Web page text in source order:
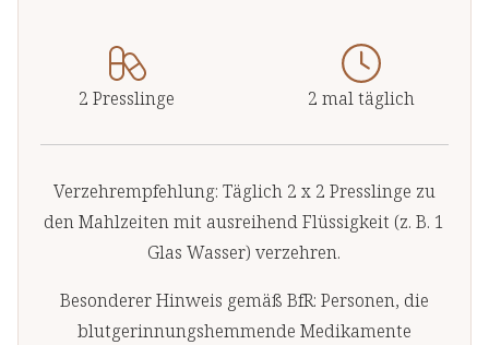
2 Presslinge 2 mal täglich
Verzehrempfehlung: Täglich 2 x 2 Presslinge zu
den Mahlzeiten mit ausreihend Flüssigkeit (z. B. 1
Glas Wasser) verzehren.
Besonderer Hinweis gemäß BfR: Personen, die
blutgerinnungshemmende Medikamente